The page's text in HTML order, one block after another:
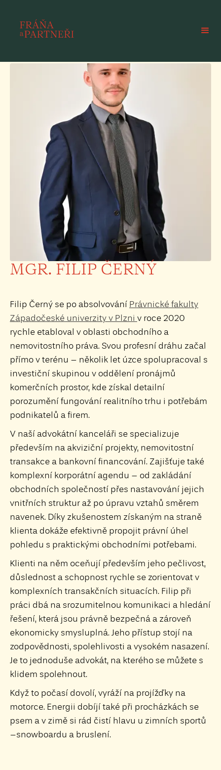
MGR. FILIP ČERNÝ
Filip Černý se po absolvování Právnické fakulty
Západočeské univerzity v Plzni v roce 2020
rychle etabloval v oblasti obchodního a
nemovitostního práva. Svou profesní dráhu začal
přímo v terénu – několik let úzce spolupracoval s
investiční skupinou v oddělení pronájmů
komerčních prostor, kde získal detailní
porozumění fungování realitního trhu i potřebám
podnikatelů a firem.
V naší advokátní kanceláři se specializuje
především na akviziční projekty, nemovitostní
transakce a bankovní financování. Zajišťuje také
komplexní korporátní agendu – od zakládání
obchodních společností přes nastavování jejich
vnitřních struktur až po úpravu vztahů směrem
navenek. Díky zkušenostem získaným na straně
klienta dokáže efektivně propojit právní úhel
pohledu s praktickými obchodními potřebami.
Klienti na něm oceňují především jeho pečlivost,
důslednost a schopnost rychle se zorientovat v
komplexních transakčních situacích. Filip při
práci dbá na srozumitelnou komunikaci a hledání
řešení, která jsou právně bezpečná a zároveň
ekonomicky smysluplná. Jeho přístup stojí na
zodpovědnosti, spolehlivosti a vysokém nasazení.
Je to jednoduše advokát, na kterého se můžete s
klidem spolehnout.
Když to počasí dovolí, vyráží na projížďky na
motorce. Energii dobíjí také při procházkách se
psem a v zimě si rád čistí hlavu u zimních sportů
–snowboardu a bruslení.